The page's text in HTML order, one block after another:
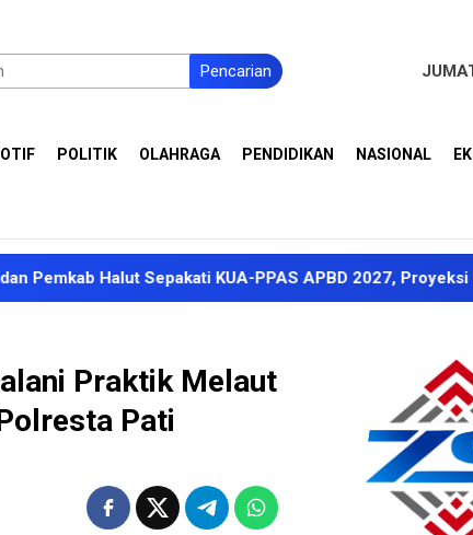
Pencarian
POLITIK OLAHRAGA PENDIDIKAN NASIONAL
Halut Sepakati KUA-PPAS APBD 2027, Proyeksi
Praktik Melaut
Pati